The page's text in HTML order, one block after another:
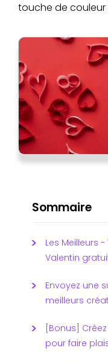
touche de
Sommaire
Les Meilleurs
Valentin
Envoyez une
meilleurs
[Bonus]
pour faire